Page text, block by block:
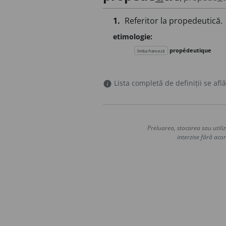
1. Referitor la propedeutică.
etimologie:
limba franceză propédeutique
info Lista completă de definiții se
Preluarea, stocarea sau
interzise fără